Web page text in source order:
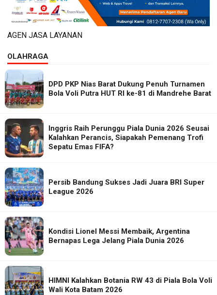
AGEN JASA LAYANAN
OLAHRAGA
DPD PKP Nias Barat Dukung Penuh Turnamen
Bola Voli Putra HUT RI ke-81 di Mandrehe Barat
Inggris Raih Perunggu Piala Dunia 2026 Seusai
Kalahkan Perancis, Siapakah Pemenang Trofi
Sepatu Emas FIFA?
Persib Bandung Sukses Jadi Juara BRI Super
League 2026
Kondisi Lionel Messi Membaik, Argentina
Bernapas Lega Jelang Piala Dunia 2026
HIMNI Kalahkan Botania RW 43 di Piala Bola Voli
Wali Kota Batam 2026